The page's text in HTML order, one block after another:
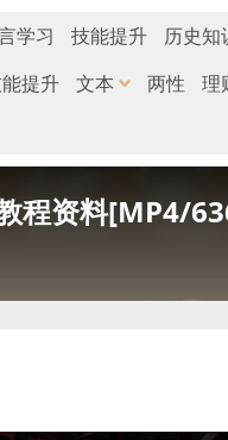
学习 技能提升 历史知
提升 文本 两性 理
程资料[MP4/